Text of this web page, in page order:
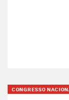
CONGRESSO